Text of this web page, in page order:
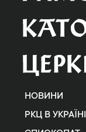
НОВИНИ
РКЦ В УКРАЇНІ